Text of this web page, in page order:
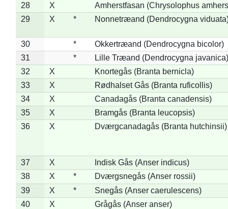
28
X
Amherstfasan (Chrysolophus
29
X * Nonnetræand (Dendrocygna
30 *
Okkertræand (Dendrocygna bicolor)
31
*
Lille Træand (Dendrocygna javanica)
32
X
Knortegås (Branta bernicla)
33
X
Rødhalset Gås (Branta ruficollis)
34
X
Canadagås (Branta canadensis)
35
X
Bramgås (Branta leucopsis)
36
X Dværgcanadagås (Branta hutchinsii)
37 X
Indisk Gås (Anser indicus)
38
X *
Dværgsnegås (Anser rossii)
39
X *
Snegås (Anser caerulescens)
40
X
Grågås (Anser anser)